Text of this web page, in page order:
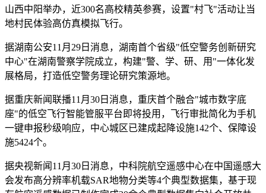
山西中阳举办，近300名高校精英参赛，设置"村飞"活动让当
地村民体验高仿真模拟飞行。
据湖南公安11月29日消息，湖南首个省级"低空警务创新研究
中心"在湖南警察学院成立，构建"警、学、研、用"一体化发
展格局，打造低空警务理论研究策源地。
据重庆新闻联播11月30日消息，重庆首个融合"城市数字底
座"的低空飞行智能管服平台即将投用，飞行审批简化为手机
一键申报秒级响应，中心城区已建成起降设施142个、保障设
施5424个。
据央视新闻11月30日消息，中科院航空遥感中心在中国遥感大
会发布高分辨率机载SAR地物分类等4个典型数据集，基于现